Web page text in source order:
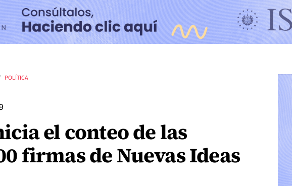
POLÍTICA
el conteo de las
firmas de Nuevas Ideas